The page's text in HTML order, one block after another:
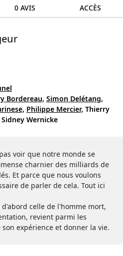
0 AVIS ACCÈS
Bordereau, Simon Delétang,
Philippe Mercier, Thierry
Sidney Wernicke
voir que notre monde se
charnier des milliards de
Et parce que nous voulons
de parler de cela. Tout ici
celle de l'homme mort,
revient parmi les
expérience et donner la vie.